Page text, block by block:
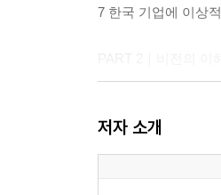
7 한국 기업에 이상
9 오너의 경영철학
10 협력업체와 상생
저자 소개